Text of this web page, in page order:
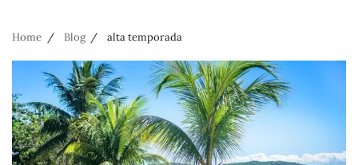
Home Blog alta temporada